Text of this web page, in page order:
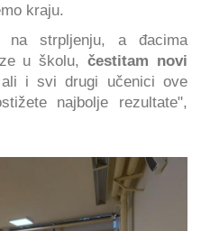
kraju.
na strpljenju, a đacima
u školu,čestitam novi
i svi drugi učenici ove
najbolje rezultate",